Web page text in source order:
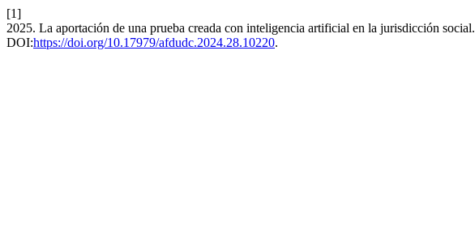
[1]
2025. La aportación de una prueba creada con inteligencia artificial en la jurisdicción social.
DOI:https://doi.org/10.17979/afdudc.2024.28.10220.